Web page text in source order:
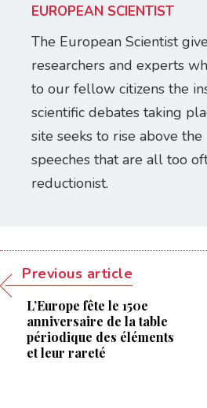
EUROPEAN SCIENTIST
The European Scientist
researchers and experts
to our fellow citizens the
scientific debates taking
site seeks to rise above
speeches that are all too
reductionist.
Previous article
L’Europe fête le 150e
anniversaire de la table
périodique des éléments
et leur rareté